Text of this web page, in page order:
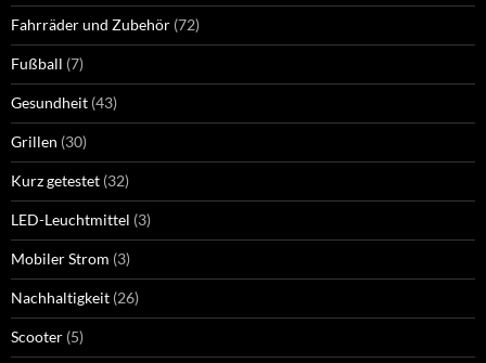
Fahrräder und Zubehör (72)
Fußball (7)
Gesundheit (43)
Grillen (30)
Kurz getestet (32)
LED-Leuchtmittel (3)
Mobiler Strom (3)
Nachhaltigkeit (26)
Scooter (5)